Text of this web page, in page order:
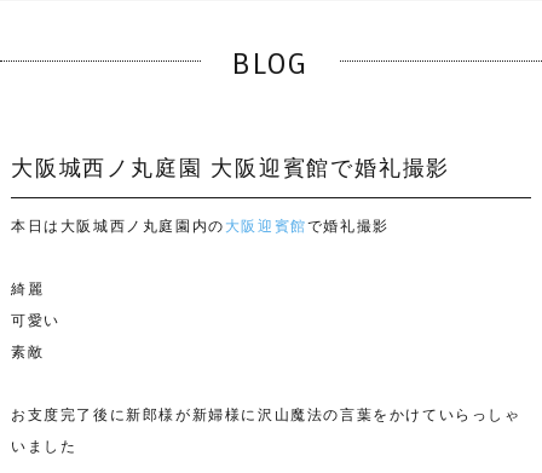
BLOG
大阪城西ノ丸庭園 大阪迎賓館で婚礼撮影
本日は大阪城西ノ丸庭園内の 大阪迎賓館で婚礼撮影
綺麗
可愛い
素敵
お支度完了後に新郎様が新婦様に沢山魔法の言葉をかけていらっしゃ
いました